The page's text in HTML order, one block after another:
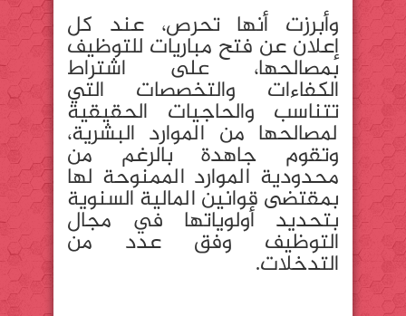
وأبرزت أنها تحرص، عند كل
إعلان عن فتح مباريات للتوظيف
بمصالحها، على اشتراط
الكفاءات والتخصصات التي
تتناسب والحاجيات الحقيقية
لمصالحها من الموارد البشرية،
وتقوم جاهدة بالرغم من
محدودية الموارد الممنوحة لها
بمقتضى قوانين المالية السنوية
بتحديد أولوياتها في مجال
التوظيف وفق عدد من
التدخلات.